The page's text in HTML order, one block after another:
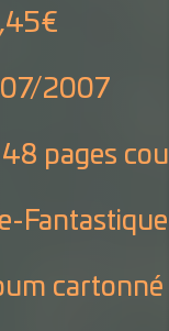
2007
48 pages
Fantastique
cartonné